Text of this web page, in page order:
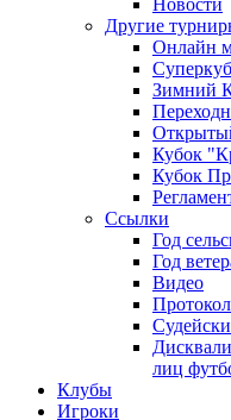
Новости
Другие
Онлайн
Зимний
Кубок
Кубок
Ссылки
Год
Год
Видео
лиц
Клубы
Игроки